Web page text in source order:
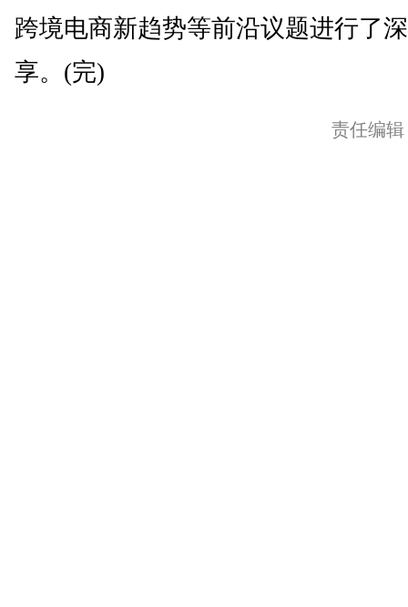
跨境电商新趋势等前沿议题进行了
享。(完)
责任编